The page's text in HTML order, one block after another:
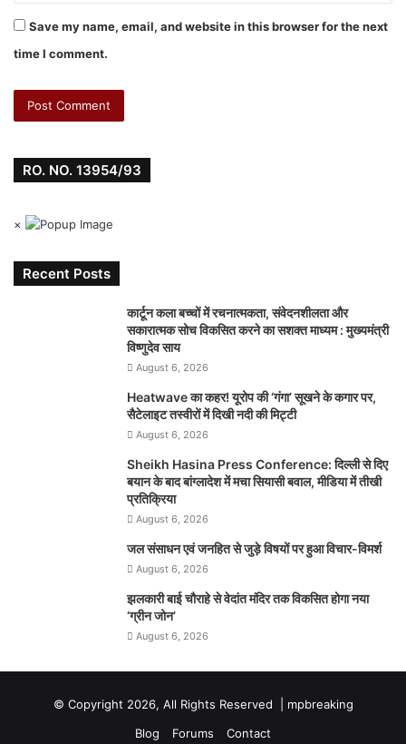
Save my name, email, and website in this browser for the next
time I comment.
RO. NO. 13954/93
×
Recent Posts
कार्टून कला बच्चों में रचनात्मकता, संवेदनशीलता और
सकारात्मक सोच विकसित करने का सशक्त माध्यम : मुख्यमंत्री
विष्णुदेव साय
August 6, 2026
Heatwave का कहर! यूरोप की ‘गंगा’ सूखने के कगार पर,
सैटेलाइट तस्वीरों में दिखी नदी की मिट्टी
August 6, 2026
Sheikh Hasina Press Conference: दिल्ली से दिए
बयान के बाद बांग्लादेश में मचा सियासी बवाल, मीडिया में तीखी
प्रतिक्रिया
August 6, 2026
जल संसाधन एवं जनहित से जुड़े विषयों पर हुआ विचार-विमर्श
August 6, 2026
झलकारी बाई चौराहे से वेदांत मंदिर तक विकसित होगा नया
‘ग्रीन जोन’
August 6, 2026
© Copyright 2026, All Rights Reserved | mpbreaking
Blog
Forums Contact